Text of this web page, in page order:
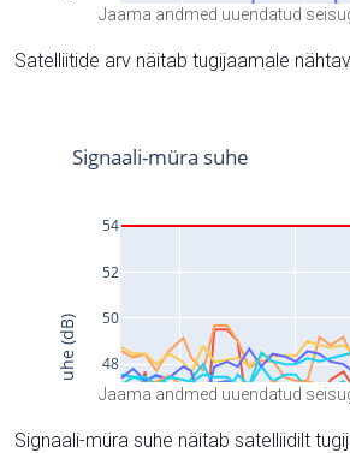
Jaama andmed uuendatud
Satelliitide arv näitab tugijaamale
Jaama andmed uuendatud
Signaali-müra suhe näitab satelliidilt